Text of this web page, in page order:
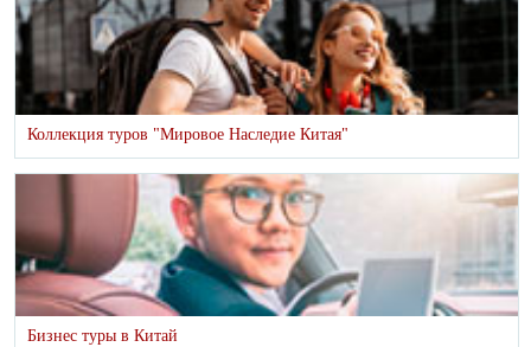
Коллекция туров "Мировое Наследие Китая"
Бизнес туры в Китай